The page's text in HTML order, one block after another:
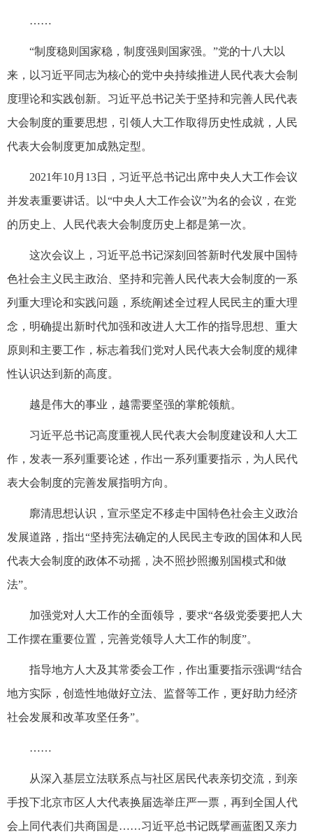
……
“制度稳则国家稳，制度强则国家强。”党的十八大以
来，以习近平同志为核心的党中央持续推进人民代表大会制
度理论和实践创新。习近平总书记关于坚持和完善人民代表
大会制度的重要思想，引领人大工作取得历史性成就，人民
代表大会制度更加成熟定型。
2021年10月13日，习近平总书记出席中央人大工作会议
并发表重要讲话。以“中央人大工作会议”为名的会议，在党
的历史上、人民代表大会制度历史上都是第一次。
这次会议上，习近平总书记深刻回答新时代发展中国特
色社会主义民主政治、坚持和完善人民代表大会制度的一系
列重大理论和实践问题，系统阐述全过程人民民主的重大理
念，明确提出新时代加强和改进人大工作的指导思想、重大
原则和主要工作，标志着我们党对人民代表大会制度的规律
性认识达到新的高度。
越是伟大的事业，越需要坚强的掌舵领航。
习近平总书记高度重视人民代表大会制度建设和人大工
作，发表一系列重要论述，作出一系列重要指示，为人民代
表大会制度的完善发展指明方向。
廓清思想认识，宣示坚定不移走中国特色社会主义政治
发展道路，指出“坚持宪法确定的人民民主专政的国体和人民
代表大会制度的政体不动摇，决不照抄照搬别国模式和做
法”。
加强党对人大工作的全面领导，要求“各级党委要把人大
工作摆在重要位置，完善党领导人大工作的制度”。
指导地方人大及其常委会工作，作出重要指示强调“结合
地方实际，创造性地做好立法、监督等工作，更好助力经济
社会发展和改革攻坚任务”。
……
从深入基层立法联系点与社区居民代表亲切交流，到亲
手投下北京市区人大代表换届选举庄严一票，再到全国人代
会上同代表们共商国是……习近平总书记既擘画蓝图又亲力